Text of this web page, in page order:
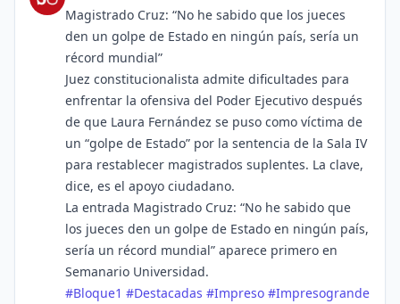
Magistrado Cruz: “No he sabido que los jueces
den un golpe de Estado en ningún país, sería un
récord mundial”
Juez constitucionalista admite dificultades para
enfrentar la ofensiva del Poder Ejecutivo después
de que Laura Fernández se puso como víctima de
un “golpe de Estado” por la sentencia de la Sala IV
para restablecer magistrados suplentes. La clave,
dice, es el apoyo ciudadano.
La entrada Magistrado Cruz: “No he sabido que
los jueces den un golpe de Estado en ningún país,
sería un récord mundial” aparece primero en
Semanario Universidad.
#Bloque1 #Destacadas #Impreso #Impresogrande